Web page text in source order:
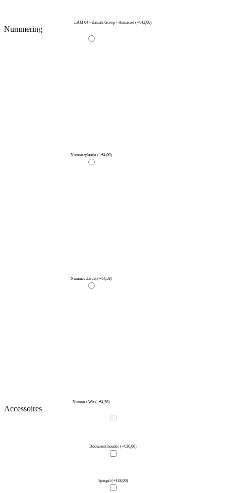
LAM 04 - Zamak Greep - Antraciet (+€42,00)
Nummering
Nummerplaatje (+€4,00)
Nummer Zwart (+€4,58)
Nummer Wit (+€4,58)
Accessoires
Document houder (+€36,00)
Spiegel (+€48,00)